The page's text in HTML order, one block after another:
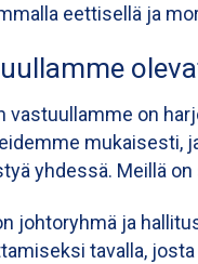
eettisellä ja
vastuullamme on
mukaisesti,
yhdessä. Meillä
johtoryhmä ja
tavalla,